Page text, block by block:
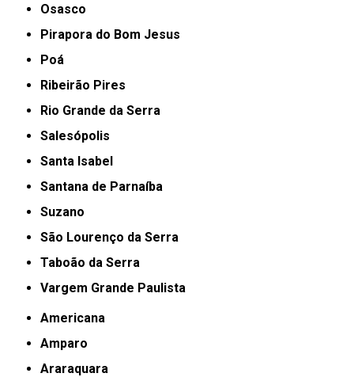
Osasco
Pirapora do Bom Jesus
Poá
Ribeirão Pires
Rio Grande da Serra
Salesópolis
Santa Isabel
Santana de Parnaíba
Suzano
São Lourenço da Serra
Taboão da Serra
Vargem Grande Paulista
Americana
Amparo
Araraquara